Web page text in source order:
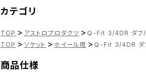
カテゴリ
TOP > アストロプロダクツ > Q-Fit 3/4DR ダブ
TOP > ソケット > ホイール用 > Q-Fit 3/4DR ダ
商品仕様